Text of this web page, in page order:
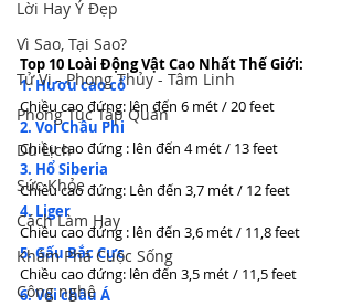
Lời Hay Ý Đẹp
Vì Sao, Tại Sao?
Tử Vi - Phong Thủy - Tâm Linh
Phong Tục Tập Quán
Du Lịch
Sức Khỏe
Cách Làm Hay
Khám Phá Cuộc Sống
Công nghệ
Top 10 Loài Động Vật Cao Nhất Thế Giới:
1. Hươu cao cổ
Chiều cao đứng: lên đến 6 mét / 20 feet
2. Voi Châu Phi
Chiều cao đứng : lên đến 4 mét / 13 feet
3. Hổ Siberia
Chiều cao đứng: Lên đến 3,7 mét / 12 feet
4. Liger
Chiều cao đứng : lên đến 3,6 mét / 11,8 feet
5. Gấu Bắc Cực
Chiều cao đứng: lên đến 3,5 mét / 11,5 feet
6. Voi châu Á